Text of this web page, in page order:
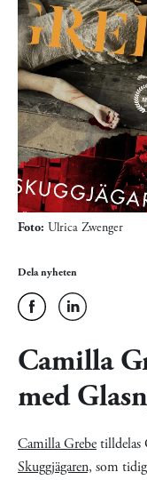
Foto: Ulrica Zwenger
Dela nyheten
Camilla
med
Camilla Grebetilldelas
Skuggjägaren, som